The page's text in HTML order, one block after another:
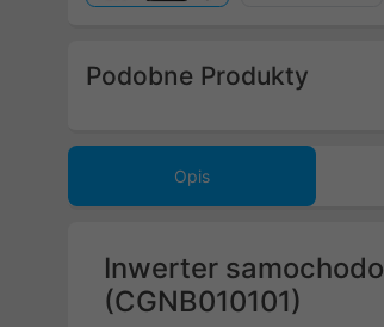
Podobne Produkty
Opis
Inwerter
(CGNB010101)